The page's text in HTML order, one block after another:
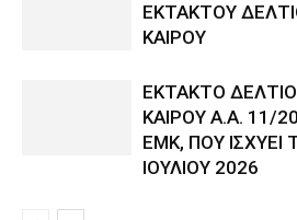
ΕΚΤΑΚΤΟΥ
ΚΑΙΡΟΥ
ΕΚΤΑΚΤΟ
ΚΑΙΡΟΥ Α.Α. 11/
ΕΜΚ, ΠΟΥ
ΙΟΥΛΙΟΥ 2026